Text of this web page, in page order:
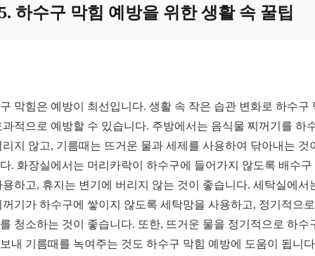
하수구 막힘 예방을 위한 생활 속 꿀팁
막힘은 예방이 최선입니다. 생활 속 작은 습관 변화로 하수구
과적으로 예방할 수 있습니다. 주방에서는 음식물 찌꺼기를 하
리지 않고, 기름때는 뜨거운 물과 세제를 사용하여 닦아내는 것
. 화장실에서는 머리카락이 하수구에 들어가지 않도록 배수구
용하고, 휴지는 변기에 버리지 않는 것이 좋습니다. 세탁실에서
꺼기가 하수구에 쌓이지 않도록 세탁망을 사용하고, 정기적으
청소하는 것이 좋습니다. 또한, 뜨거운 물을 정기적으로 하수
내 기름때를 녹여주는 것도 하수구 막힘 예방에 도움이 됩니